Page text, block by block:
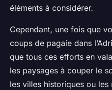
éléments à considérer.
Cependant, une fois que
coups de pagaie dans
que tous ces efforts en
les paysages à couper le
les villes historiques ou